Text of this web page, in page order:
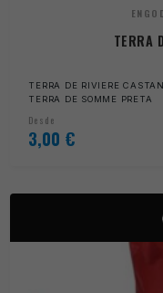
TERRA
TERRA DE RIVIERE
TERRA DE SOMME PRETA
Desde
3,00 €